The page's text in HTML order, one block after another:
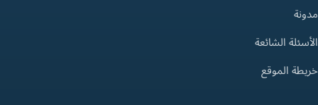
مدونة
الأسئلة الشائعة
خريطة الموقع